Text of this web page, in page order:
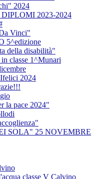
2024
2023-2024
Vinci"
5^edizione
della disabilità"
classe 1^Munari
2024
la pace 2024"
SOLA" 25 NOVEMBRE
classe V Calvino